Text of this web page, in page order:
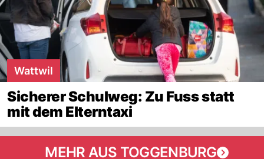
Wattwil
Sicherer Schulweg: Zu Fuss statt
mit dem Elterntaxi
MEHR AUS TOGGENBURG